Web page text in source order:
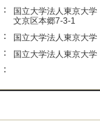
：
国立大学法人東京大
文京区本郷7-3-1
：
国立大学法人東京大
：
国立大学法人東京大学
：